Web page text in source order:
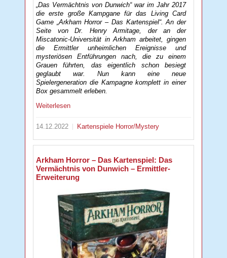
„Das Vermächtnis von Dunwich“ war im Jahr 2017
die erste große Kampgane für das Living Card
Game „Arkham Horror – Das Kartenspiel“. An der
Seite von Dr. Henry Armitage, der an der
Miscatonic-Universität in Arkham arbeitet, gingen
die Ermittler unheimlichen Ereignisse und
mysteriösen Entführungen nach, die zu einem
Grauen führten, das eigentlich schon besiegt
geglaubt war. Nun kann eine neue
Spielergeneration die Kampagne komplett in einer
Box gesammelt erleben.
Weiterlesen
14.12.2022 Kartenspiele Horror/Mystery
Arkham Horror – Das Kartenspiel: Das
Vermächtnis von Dunwich – Ermittler-
Erweiterung